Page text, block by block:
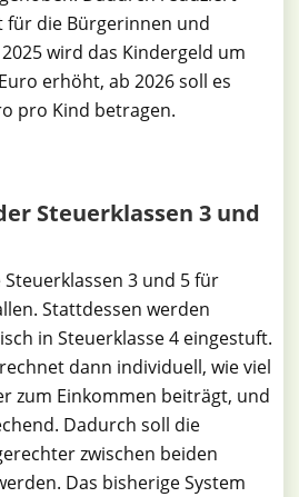
für die Bürgerinnen und
wird das Kindergeld um
erhöht, ab 2026 soll es
pro Kind betragen.
Steuerklassen 3 und
3 und 5 für
Stattdessen werden
in Steuerklasse 4 eingestuft.
dann individuell, wie viel
zum Einkommen beiträgt, und
Dadurch soll die
zwischen beiden
Das bisherige System